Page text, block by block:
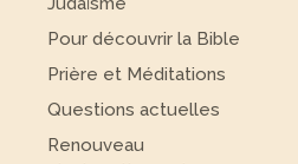
Pour découvrir la Bible
Prière et Méditations
Questions actuelles
Renouveau